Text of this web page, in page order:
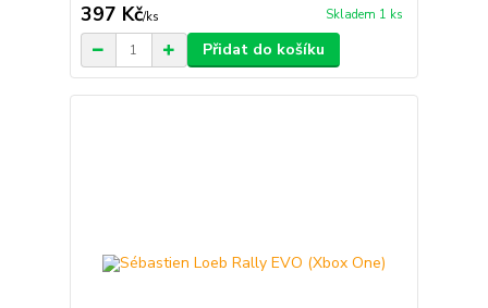
397 Kč/ks Skladem 1 ks
Přidat do košíku